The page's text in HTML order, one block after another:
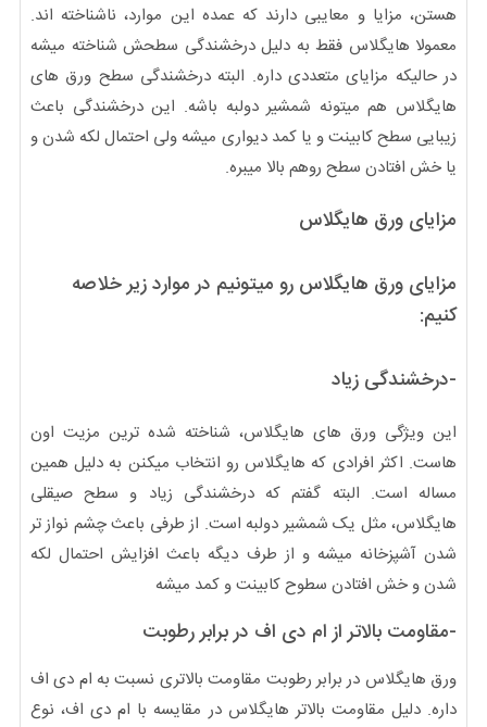
هستن، مزایا و معایبی دارند که عمده این موارد، ناشناخته اند.
معمولا هایگلاس فقط به دلیل درخشندگی سطحش شناخته میشه
در حالیکه مزایای متعددی داره. البته درخشندگی سطح ورق های
هایگلاس هم میتونه شمشیر دولبه باشه. این درخشندگی باعث
زیبایی سطح کابینت و یا کمد دیواری میشه ولی احتمال لکه شدن و
یا خش افتادن سطح روهم بالا میبره.
مزایای ورق هایگلاس
مزایای ورق هایگلاس رو میتونیم در موارد زیر خلاصه
کنیم:
-درخشندگی زیاد
این ویژگی ورق های هایگلاس، شناخته شده ترین مزیت اون
هاست. اکثر افرادی که هایگلاس رو انتخاب میکنن به دلیل همین
مساله است. البته گفتم که درخشندگی زیاد و سطح صیقلی
هایگلاس، مثل یک شمشیر دولبه است. از طرفی باعث چشم نواز تر
شدن آشپزخانه میشه و از طرف دیگه باعث افزایش احتمال لکه
شدن و خش افتادن سطوح کابینت و کمد میشه
-مقاومت بالاتر از ام دی اف در برابر رطوبت
ورق هایگلاس در برابر رطوبت مقاومت بالاتری نسبت به ام دی اف
داره. دلیل مقاومت بالاتر هایگلاس در مقایسه با ام دی اف، نوع